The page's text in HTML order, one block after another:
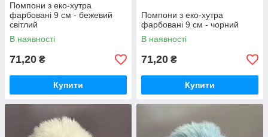
Помпони з еко-хутра
фарбовані 9 см - бежевий
світлий
В наявності
71,20 ₴
Купити
Помпони з еко-хутра
фарбовані 9 см - чорний
В наявності
71,20 ₴
Купити